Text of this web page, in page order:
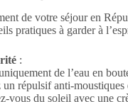
de votre séjour en
pratiques à garder à
:
de l’eau en
répulsif anti-moustiques
vous du soleil avec une